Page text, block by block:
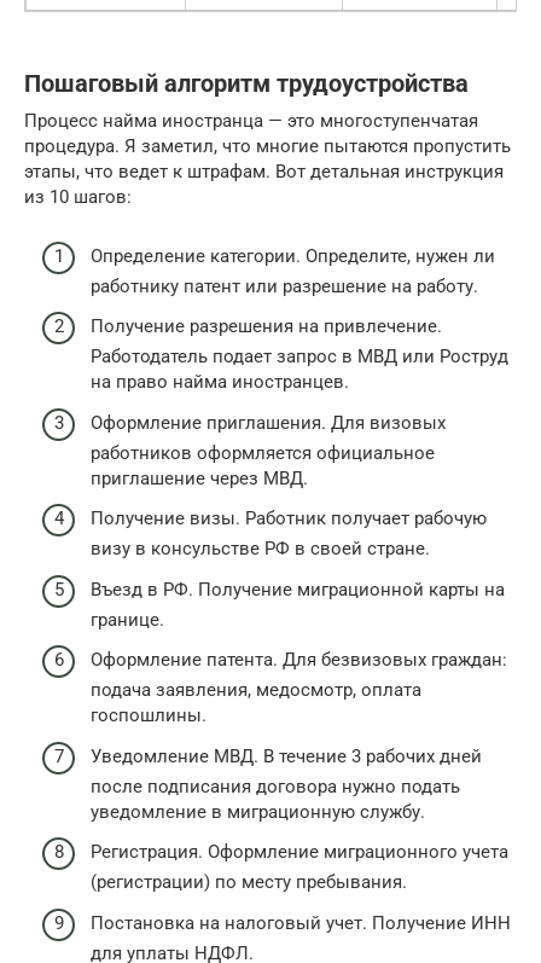
Пошаговый алгоритм трудоустройства
Процесс найма иностранца — это многоступенчатая
процедура. Я заметил, что многие пытаются пропустить
этапы, что ведет к штрафам. Вот детальная инструкция
из 10 шагов:
Определение категории. Определите, нужен ли
работнику патент или разрешение на работу.
Получение разрешения на привлечение.
Работодатель подает запрос в МВД или Роструд
на право найма иностранцев.
Оформление приглашения. Для визовых
работников оформляется официальное
приглашение через МВД.
Получение визы. Работник получает рабочую
визу в консульстве РФ в своей стране.
Въезд в РФ. Получение миграционной карты на
границе.
Оформление патента. Для безвизовых граждан:
подача заявления, медосмотр, оплата
госпошлины.
Уведомление МВД. В течение 3 рабочих дней
после подписания договора нужно подать
уведомление в миграционную службу.
Регистрация. Оформление миграционного учета
(регистрации) по месту пребывания.
Постановка на налоговый учет. Получение ИНН
для уплаты НДФЛ.